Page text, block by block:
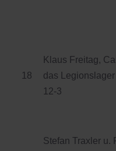
18
Klaus Freitag,
das
12-3
Stefan Traxler u.